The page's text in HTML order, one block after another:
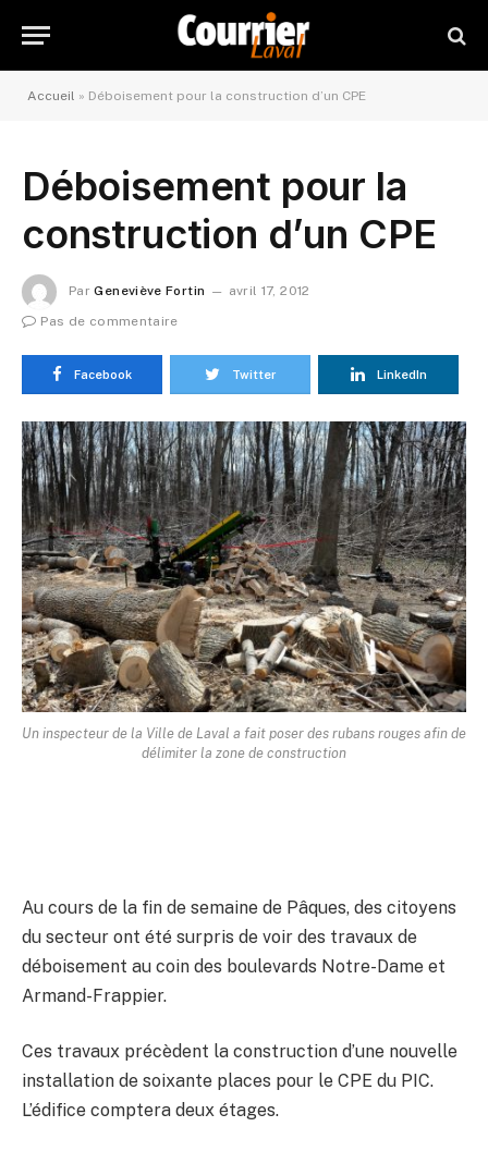
Accueil » Déboisement pour la construction d’un CPE
Déboisement pour la
construction d’un CPE
Par Geneviève Fortin
avril 17, 2012
Pas de commentaire
Facebook Twitter LinkedIn
Un inspecteur de la Ville de Laval a fait poser des rubans rouges afin de
délimiter la zone de construction
Au cours de la fin de semaine de Pâques, des citoyens
du secteur ont été surpris de voir des travaux de
déboisement au coin des boulevards Notre-Dame et
Armand-Frappier.
Ces travaux précèdent la construction d’une nouvelle
installation de soixante places pour le CPE du PIC.
L’édifice comptera deux étages.